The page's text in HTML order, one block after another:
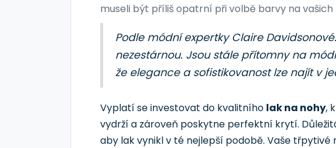
museli být příliš opatrní při volbě barvy na vašich
Podle módní expertky Claire
nezestárnou. Jsou stále přítomny na
že elegance a sofistikovanost lze najít v
Vyplatí se investovat do kvalitního lak na nohy,
vydrží a zároveň poskytne perfektní krytí.
aby lak vynikl v té nejlepší podobě. Vaše